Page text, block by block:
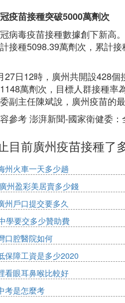
疫苗接種突破5000萬劑次
病毒疫苗接種數據創下新高
接種5098.39萬劑次，累計
27日12時，廣州共開設428
萬劑次，目標人群接種率
副主任陳斌說，廣州疫苗的
參考 澎湃新聞-國家衛健委
目前廣州疫苗接種了
州火車一天多少趟
州盈彩美居賣多少錢
州戶口提交要多久
學要交多少贊助費
口腔醫院如何
保障工資是多少2020
看眼耳鼻喉比較好
考是怎麼考